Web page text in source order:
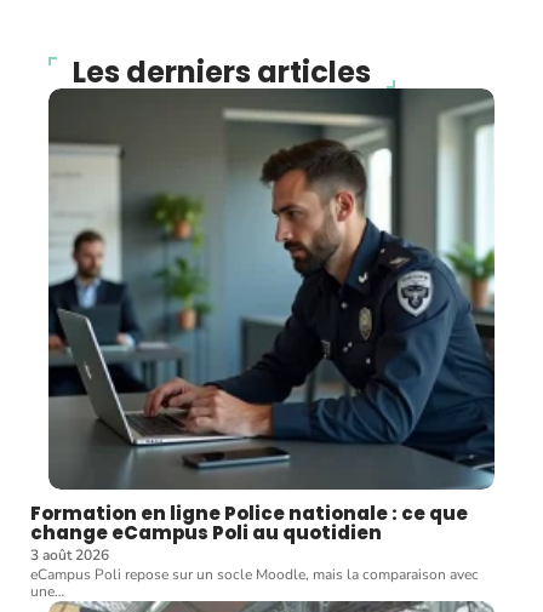
Les derniers articles
Formation en ligne Police nationale : ce que
change eCampus Poli au quotidien
3 août 2026
eCampus Poli repose sur un socle Moodle, mais la comparaison avec
une…